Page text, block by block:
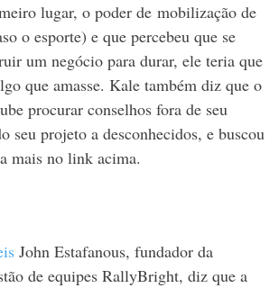
lugar, o poder de mobilização de
o esporte) e que percebeu que se
um negócio para durar, ele teria que
que amasse. Kale também diz que o
procurar conselhos fora de seu
seu projeto a desconhecidos, e buscou
mais no link acima.
John Estafanous, fundador da
de equipes RallyBright, diz que a